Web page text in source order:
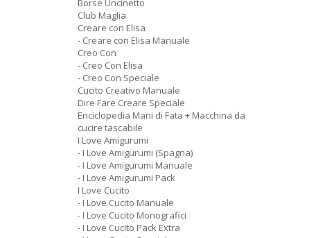
Borse Uncinetto
Club Maglia
Creare con Elisa
- Creare con Elisa Manuale
Creo Con
- Creo Con Elisa
- Creo Con Speciale
Cucito Creativo Manuale
Dire Fare Creare Speciale
Enciclopedia Mani di Fata + Macchina da
cucire tascabile
I Love Amigurumi
- I Love Amigurumi (Spagna)
- I Love Amigurumi Manuale
- I Love Amigurumi Pack
I Love Cucito
- I Love Cucito Manuale
- I Love Cucito Monografici
- I Love Cucito Pack Extra